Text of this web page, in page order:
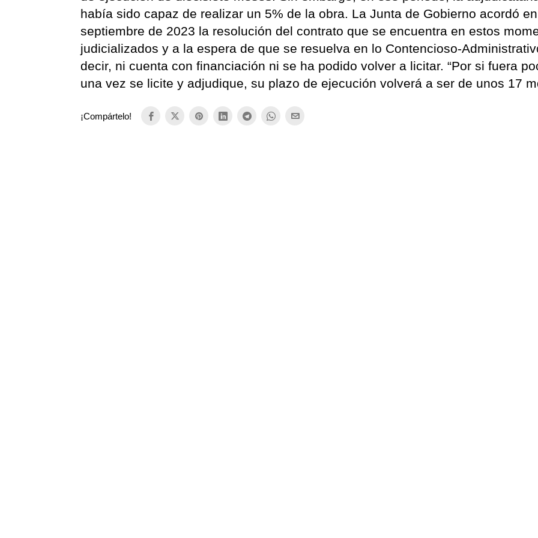
había sido capaz de realizar un 5% de la obra. La Junta de Gobierno acordó en
septiembre de 2023 la resolución del contrato que se encuentra en estos
judicializados y a la espera de que se resuelva en lo Contencioso-
decir, ni cuenta con financiación ni se ha podido volver a licitar. “Por si fuera
una vez se licite y adjudique, su plazo de ejecución volverá a ser de unos 17
¡Compártelo!